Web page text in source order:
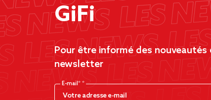
GiFi
Pour être informé des
newsletter
E-mail*